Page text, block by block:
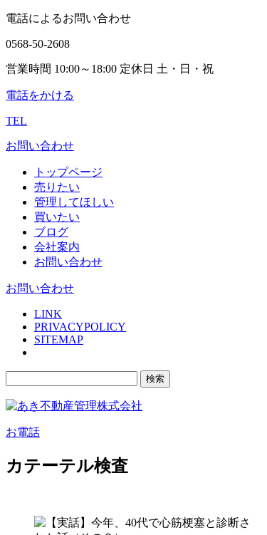
電話によるお問い合わせ
0568-50-2608
営業時間 10:00～18:00 定休日 土・日・祝
電話をかける
TEL
お問い合わせ
トップページ
売りたい
管理してほしい
買いたい
ブログ
会社案内
お問い合わせ
お問い合わせ
LINK
PRIVACYPOLICY
SITEMAP
お電話
カテーテル検査